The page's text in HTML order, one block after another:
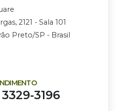
2121 - Sala 101
Preto/SP - Brasil
3329-3196